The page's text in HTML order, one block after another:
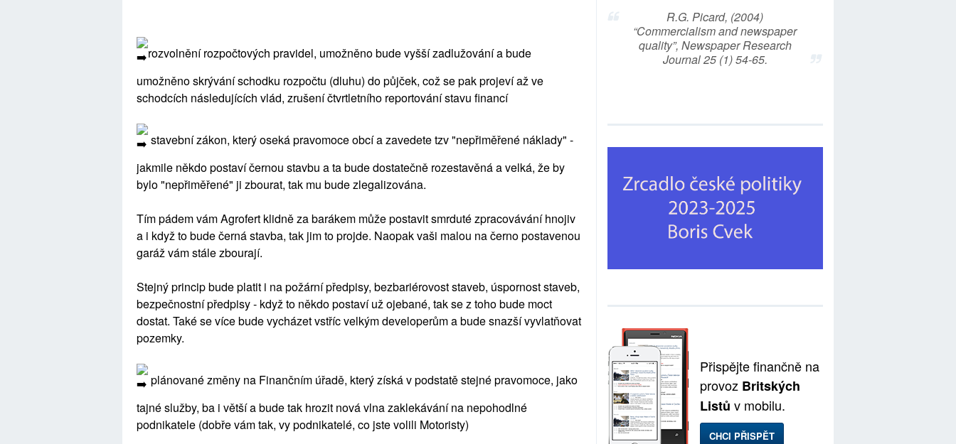
rozvolnění rozpočtových pravidel, umožněno bude vyšší zadlužování a bude
umožněno skrývání schodku rozpočtu (dluhu) do půjček, což se pak projeví až ve
schodcích následujících vlád, zrušení čtvrtletního reportování stavu financí
stavební zákon, který oseká pravomoce obcí a zavedete tzv "nepřiměřené náklady" -
jakmile někdo postaví černou stavbu a ta bude dostatečně rozestavěná a velká, že by
bylo "nepřiměřené" ji zbourat, tak mu bude zlegalizována.
Tím pádem vám Agrofert klidně za barákem může postavit smrduté zpracovávání hnojiv
a i když to bude černá stavba, tak jim to projde. Naopak vaši malou na černo postavenou
garáž vám stále zbourají.
Stejný princip bude platit i na požární předpisy, bezbariérovost staveb, úspornost staveb,
bezpečnostní předpisy - když to někdo postaví už ojebané, tak se z toho bude moct
dostat. Také se více bude vycházet vstříc velkým developerům a bude snazší vyvlatňovat
pozemky.
plánované změny na Finančním úřadě, který získá v podstatě stejné pravomoce, jako
tajné služby, ba i větší a bude tak hrozit nová vlna zaklekávání na nepohodlné
podnikatele (dobře vám tak, vy podnikatelé, co jste volili Motoristy)
R.G. Picard, (2004)
“Commercialism and newspaper
quality”, Newspaper Research
Journal 25 (1) 54-65.
Přispějte finančně na
provoz Britských
Listů v mobilu.
CHCI PŘISPĚT